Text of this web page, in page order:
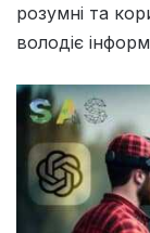
розумні та
володіє